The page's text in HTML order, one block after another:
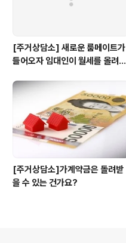
[주거상담소] 새로운 룸메이트가
들어오자 임대인이 월세를 올려달
[주거상담소]가계약금은 돌려받
을 수 있는 건가요?